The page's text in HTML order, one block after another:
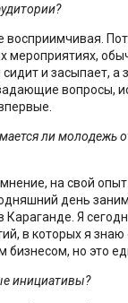
мероприятиях,
и засыпает, а
вопросы,
ли молодежь
на свой
день
Караганде. Я
в которых я знаю
бизнесом, но это
инициативы?